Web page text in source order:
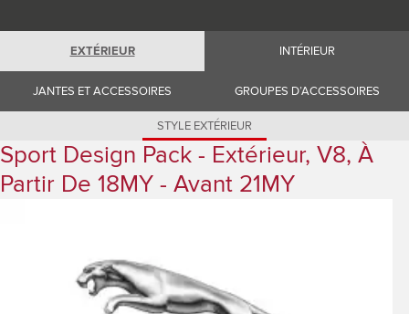
Switzerland (German)
Switzerland (French)
United Kingdom (English)
USA (English)
EXTÉRIEUR INTÉRIEUR
JANTES ET ACCESSOIRES GROUPES D’ACCESSOIRES
STYLE EXTÉRIEUR
Sport Design Pack - Extérieur, V8, À
Partir De 18MY - Avant 21MY